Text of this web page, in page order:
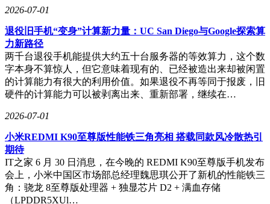
2026-07-01
退役旧手机“变身”计算新力量：UC San Diego与Google探索算
力新路径
两千台退役手机能提供大约五十台服务器的等效算力，这个数
字本身不算惊人，但它意味着现有的、已经被造出来却被闲置
的计算能力有很大的利用价值。如果退役不再等同于报废，旧
硬件的计算能力可以被剥离出来、重新部署，继续在…
2026-07-01
小米REDMI K90至尊版性能铁三角亮相 搭载同款风冷散热引
期待
IT之家 6 月 30 日消息，在今晚的 REDMI K90至尊版手机发布
会上，小米中国区市场部总经理魏思琪公开了新机的性能铁三
角：骁龙 8至尊版处理器 + 独显芯片 D2 + 满血存储
（LPDDR5XUl…